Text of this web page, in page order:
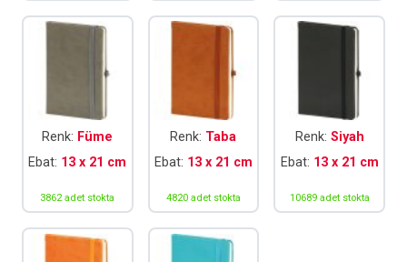
Renk: Füme
Ebat: 13 x 21 cm
3862 adet stokta
Renk: Taba
Ebat: 13 x 21 cm
4820 adet stokta
Renk: Siyah
Ebat: 13 x 21 cm
10689 adet stokta